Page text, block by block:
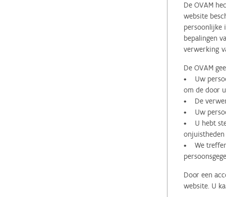
De OVAM
website
persoonlijke
bepalingen
verwerking
De OVAM
• Uw
om de door
• De
• Uw
• U hebt
onjuistheden
• We treffen
Door een
website. U